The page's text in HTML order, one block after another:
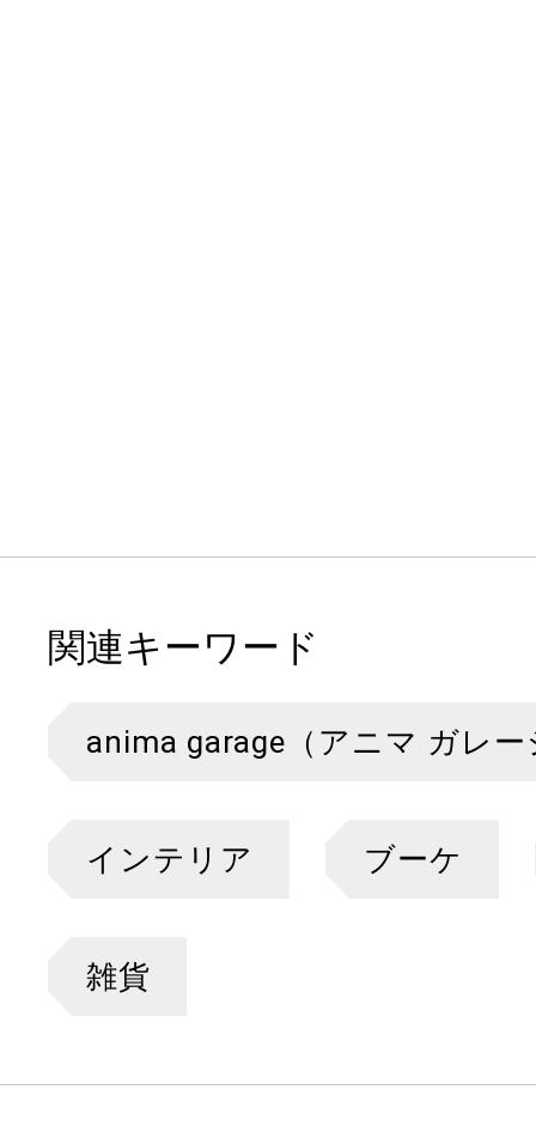
関連キーワード
anima garage（アニマ ガレー
インテリア ブーケ
雑貨